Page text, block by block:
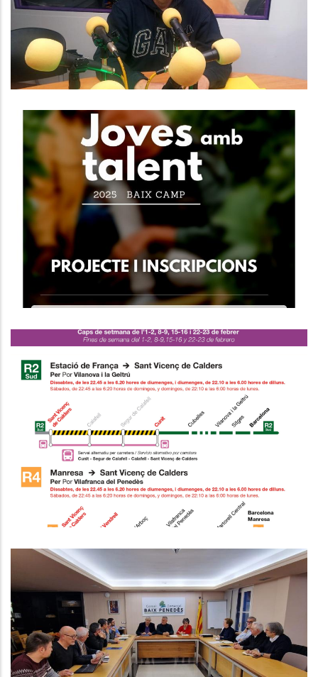
Altres
El Programa "Joves Amb Talent"
Engega Una Nova Edició.
Joventut
Modificació Del Servei Per Obres
A Sant Vicenç De Calders
Altres
El Consell Comarcal Del Baix
Penedès Disposarà De 500.000€
Per A Inversions A Través Del
PUOSC 25-29